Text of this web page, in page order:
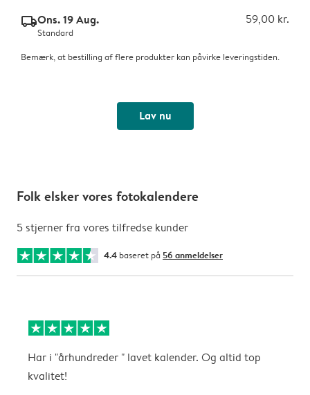
delivery_standard_v2Ons. 19 Aug. 59,00 kr.
Standard
Bemærk, at bestilling af flere produkter kan påvirke leveringstiden.
Lav nu
Folk elsker vores fotokalendere
5 stjerner fra vores tilfredse kunder
4.4 baseret på 56 anmeldelser
Har i "århundreder " lavet kalender. Og altid top
kvalitet!